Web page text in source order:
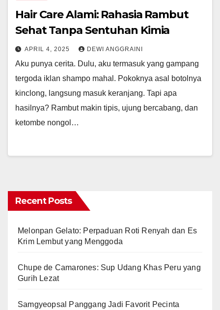
Hair Care Alami: Rahasia Rambut
Sehat Tanpa Sentuhan Kimia
APRIL 4, 2025 DEWI ANGGRAINI
Aku punya cerita. Dulu, aku termasuk yang gampang
tergoda iklan shampo mahal. Pokoknya asal botolnya
kinclong, langsung masuk keranjang. Tapi apa
hasilnya? Rambut makin tipis, ujung bercabang, dan
ketombe nongol…
Recent Posts
Melonpan Gelato: Perpaduan Roti Renyah dan Es
Krim Lembut yang Menggoda
Chupe de Camarones: Sup Udang Khas Peru yang
Gurih Lezat
Samgyeopsal Panggang Jadi Favorit Pecinta